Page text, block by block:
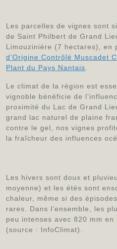
Les parcelles de vignes sont
de Saint Philbert de Grand
Limouzinière (7 hectares), en
d’Origine Contrôlé Muscadet
Plant du Pays Nantais
Le climat de la région est
vignoble bénéficie de
proximité du Lac de Grand
grand lac naturel de plaine
contre le gel, nos vignes
la fraîcheur des influences
Les hivers sont doux et
moyenne) et les étés sont
chaleur, même si des
rares. Dans l’ensemble, les
peu intenses avec 820 mm en
(source : InfoClimat).